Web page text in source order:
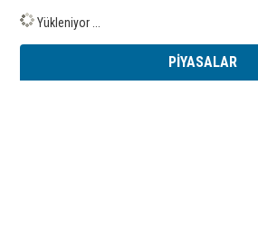
Yükleniyor ...
PİYASALAR